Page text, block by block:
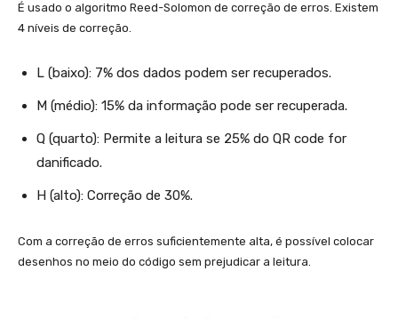
É usado o algoritmo Reed-Solomon de correção de erros. Existem
4 níveis de correção.
L (baixo): 7% dos dados podem ser recuperados.
M (médio): 15% da informação pode ser recuperada.
Q (quarto): Permite a leitura se 25% do QR code for
danificado.
H (alto): Correção de 30%.
Com a correção de erros suficientemente alta, é possível colocar
desenhos no meio do código sem prejudicar a leitura.